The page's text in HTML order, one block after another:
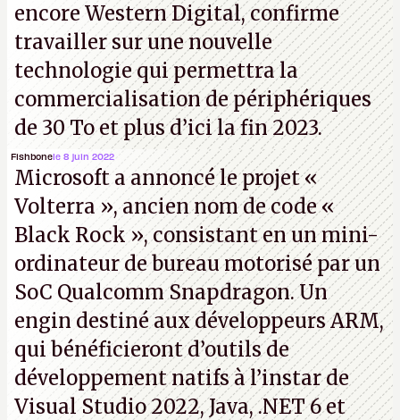
encore Western Digital, confirme
travailler sur une nouvelle
technologie qui permettra la
commercialisation de périphériques
de 30 To et plus d’ici la fin 2023.
Fishbonele 8 juin 2022
Microsoft a annoncé le projet «
Volterra », ancien nom de code «
Black Rock », consistant en un mini-
ordinateur de bureau motorisé par un
SoC Qualcomm Snapdragon. Un
engin destiné aux développeurs ARM,
qui bénéficieront d’outils de
développement natifs à l’instar de
Visual Studio 2022, Java, .NET 6 et